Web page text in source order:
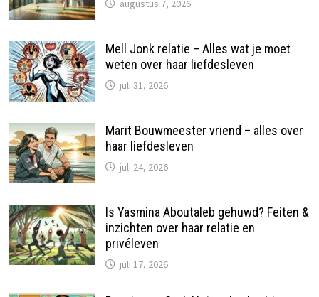
augustus 7, 2026
Mell Jonk relatie – Alles wat je moet
weten over haar liefdesleven
juli 31, 2026
Marit Bouwmeester vriend – alles over
haar liefdesleven
juli 24, 2026
Is Yasmina Aboutaleb gehuwd? Feiten &
inzichten over haar relatie en
privéleven
juli 17, 2026